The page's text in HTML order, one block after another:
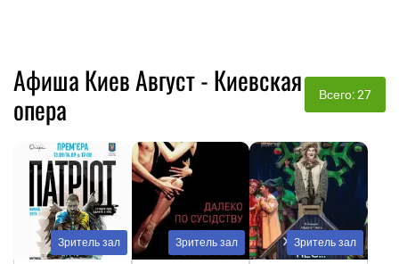
Афиша Киев Август - Киевская
опера
Всего: 27
Зритель зал Зритель зал Зритель зал